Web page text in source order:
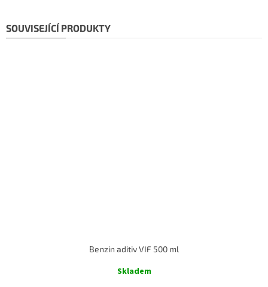
SOUVISEJÍCÍ PRODUKTY
Benzin aditiv VIF 500 ml
Skladem